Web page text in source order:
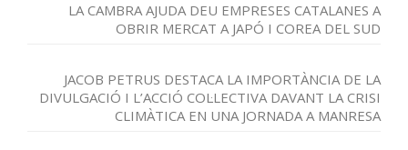
LA CAMBRA AJUDA DEU EMPRESES CATALANES A
OBRIR MERCAT A JAPÓ I COREA DEL SUD
JACOB PETRUS DESTACA LA IMPORTÀNCIA DE LA
DIVULGACIÓ I L’ACCIÓ COL·LECTIVA DAVANT LA CRISI
CLIMÀTICA EN UNA JORNADA A MANRESA